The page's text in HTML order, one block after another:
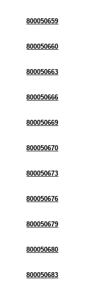
800050659
800050660
800050663
800050666
800050669
800050670
800050673
800050676
800050679
800050680
800050683